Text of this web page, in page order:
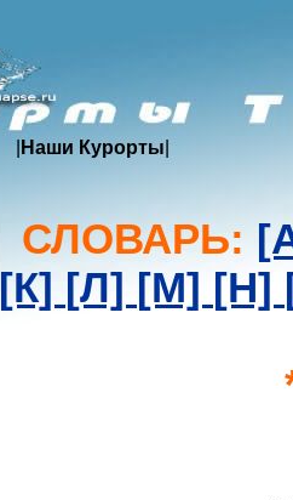
Наши Курорты
СЛОВАРЬ:
[К] [Л] [М] [Н]